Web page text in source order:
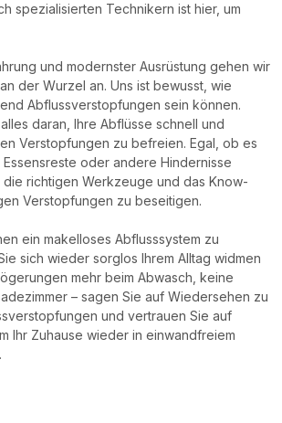
spezialisierten Technikern ist hier, um
und modernster Ausrüstung gehen wir
der Wurzel an. Uns ist bewusst, wie
Abflussverstopfungen sein können.
daran, Ihre Abflüsse schnell und
Verstopfungen zu befreien. Egal, ob es
Essensreste oder andere Hindernisse
die richtigen Werkzeuge und das Know-
Verstopfungen zu beseitigen.
ein makelloses Abflusssystem zu
sich wieder sorglos Ihrem Alltag widmen
mehr beim Abwasch, keine
– sagen Sie auf Wiedersehen zu
und vertrauen Sie auf
Ihr Zuhause wieder in einwandfreiem